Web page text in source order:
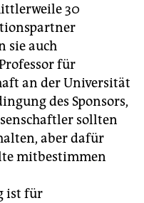
30
sie auch
für
an der Universität
des Sponsors,
sollten
aber dafür
mitbestimmen
ist für